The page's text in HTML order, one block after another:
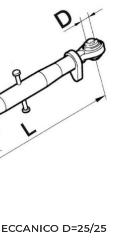
D=25/25